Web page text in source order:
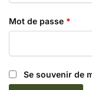
Mot de passe *
Se souvenir de